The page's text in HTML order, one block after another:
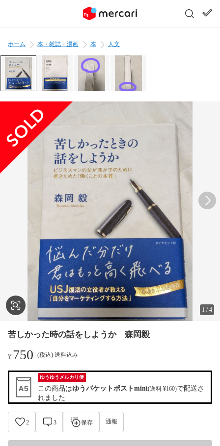
ホーム 本・雑誌・漫画 本 人文
1 /4
苦しかった時の話をしようか 森岡毅
¥750 (税込) 送料込み
ゆうゆうメルカリ便
この商品はゆうパケットポストmini(送料 ¥160)で配送さ
れました
2 3 保存 通報